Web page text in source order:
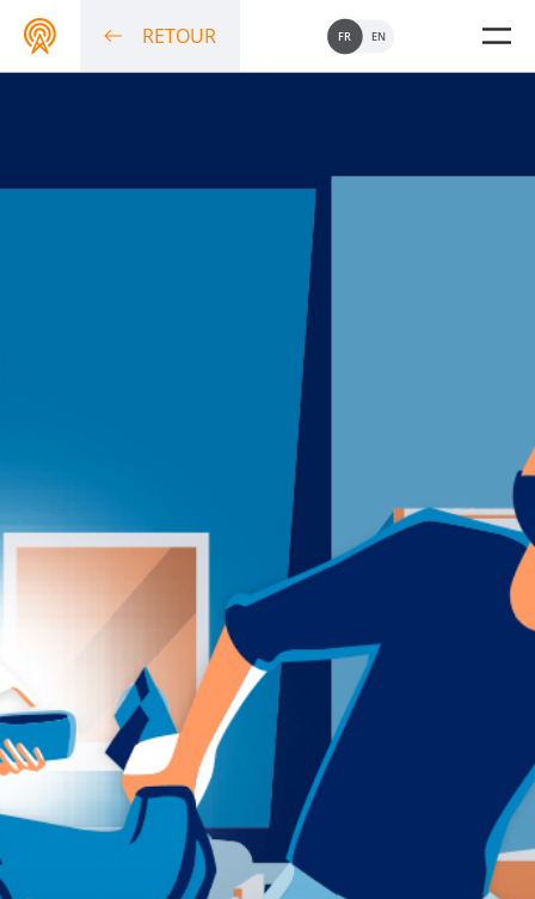
RETOUR FR EN